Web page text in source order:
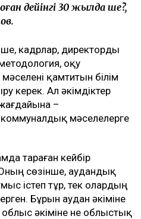
дейінгі 30 жылда ше?,
кадрлар, директорды
оқу
қамтитын білім
керек. Ал әкімдіктер
–
мәселелерге
тараған кейбір
сөзінше, аудандық
істеп тұр, тек олардың
Бұрын аудан әкіміне
әкіміне не облыстық